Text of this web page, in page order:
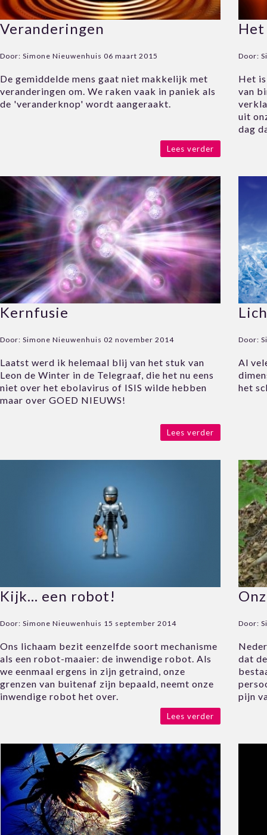
Veranderingen
Door: Simone Nieuwenhuis 06 maart 2015
De gemiddelde mens gaat niet makkelijk met
veranderingen om. We raken vaak in paniek als
de 'veranderknop' wordt aangeraakt.
Lees verder
Het
Door:
Het
van
uit
dag
Kernfusie
Door: Simone Nieuwenhuis 02 november 2014
Laatst werd ik helemaal blij van het stuk van
Leon de Winter in de Telegraaf, die het nu eens
niet over het ebolavirus of ISIS wilde hebben
maar over GOED NIEUWS!
Lees verder
Door:
Al
het
Kijk… een robot!
Door: Simone Nieuwenhuis 15 september 2014
Ons lichaam bezit eenzelfde soort mechanisme
als een robot-maaier: de inwendige robot. Als
we eenmaal ergens in zijn getraind, onze
grenzen van buitenaf zijn bepaald, neemt onze
inwendige robot het over.
Lees verder
Door:
dat
pijn